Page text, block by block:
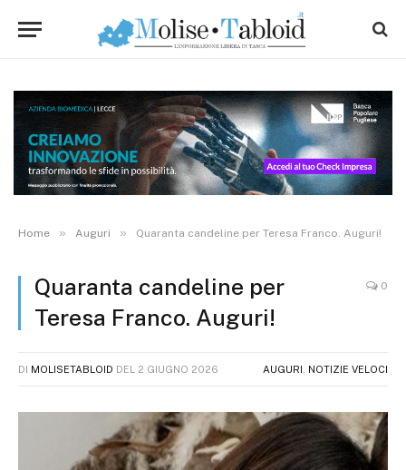
Home » Auguri » Quaranta candeline per Teresa Franco. Auguri!
Quaranta candeline per
Teresa Franco. Auguri!
0
DI MOLISETABLOID DEL 2 GIUGNO 2026 AUGURI NOTIZIE VELOCI